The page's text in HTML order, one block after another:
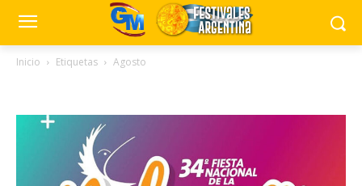
Inicio Etiquetas Agosto